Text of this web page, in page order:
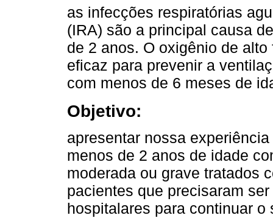
as infecções respiratórias
(IRA) são a principal causa
de 2 anos. O oxigênio de
eficaz para prevenir a
com menos de 6 meses de
Objetivo:
apresentar nossa
menos de 2 anos de idade
moderada ou grave tratados
pacientes que precisaram
hospitalares para continuar o